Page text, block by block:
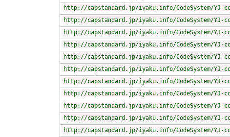
http://capstandard.jp/iyaku.info/CodeSystem/YJ-
http://capstandard.jp/iyaku.info/CodeSystem/YJ-
http://capstandard.jp/iyaku.info/CodeSystem/YJ-
http://capstandard.jp/iyaku.info/CodeSystem/YJ-
http://capstandard.jp/iyaku.info/CodeSystem/YJ-
http://capstandard.jp/iyaku.info/CodeSystem/YJ-
http://capstandard.jp/iyaku.info/CodeSystem/YJ-
http://capstandard.jp/iyaku.info/CodeSystem/YJ-
http://capstandard.jp/iyaku.info/CodeSystem/YJ-
http://capstandard.jp/iyaku.info/CodeSystem/YJ-
http://capstandard.jp/iyaku.info/CodeSystem/YJ-